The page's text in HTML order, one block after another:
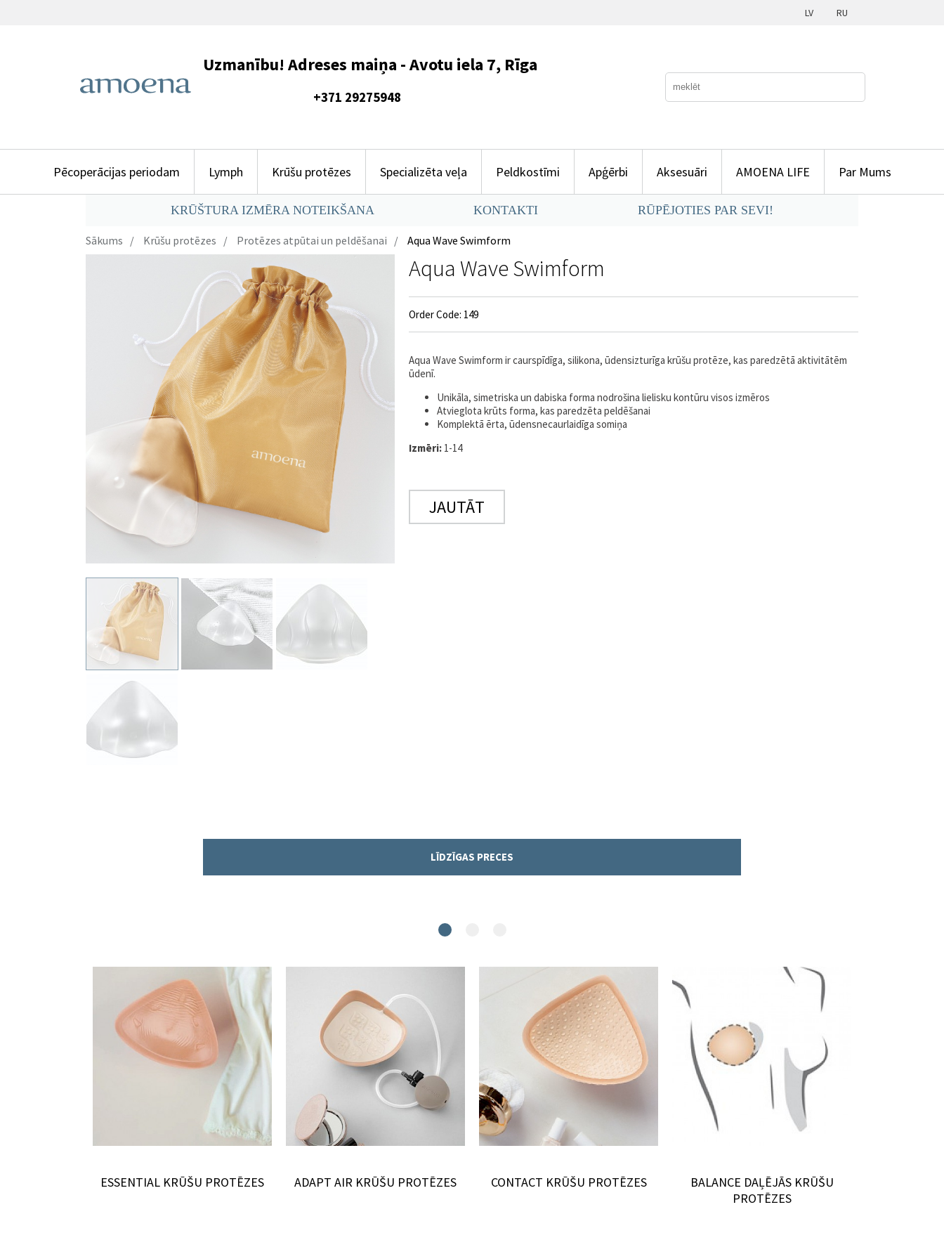
LV RU
Uzmanību! Adreses maiņa - Avotu iela 7, Rīga
+371 29275948
Pēcoperācijas periodam Lymph Krūšu protēzes Specializēta veļa Peldkostīmi Apģērbi Aksesuāri AMOENA LIFE Par Mums
KRŪŠTURA IZMĒRA NOTEIKŠANA KONTAKTI RŪPĒJOTIES PAR SEVI!
Sākums Krūšu protēzes Protēzes atpūtai un peldēšanai Aqua Wave Swimform
Aqua Wave Swimform
Order Code: 149
Aqua Wave Swimform ir caurspīdīga, silikona, ūdensizturīga krūšu protēze, kas paredzētā aktivitātēm
ūdenī.
Unikāla, simetriska un dabiska forma nodrošina lielisku kontūru visos izmēros
Atvieglota krūts forma, kas paredzēta peldēšanai
Komplektā ērta, ūdensnecaurlaidīga somiņa
Izmēri: 1-14
JAUTĀT
LĪDZĪGAS PRECES
ESSENTIAL KRŪŠU PROTĒZES ADAPT AIR KRŪŠU PROTĒZES CONTACT KRŪŠU PROTĒZES
BALANCE DAĻĒJĀS KRŪŠU
PROTĒZES